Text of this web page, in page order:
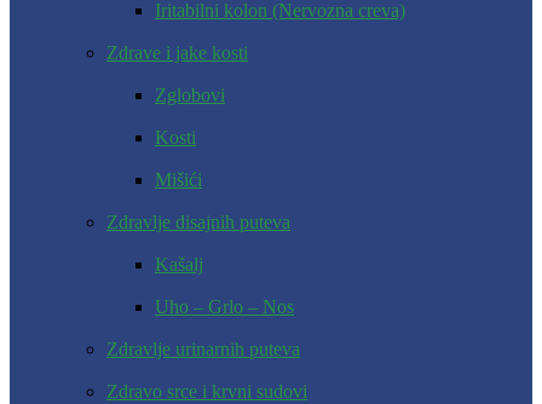
Iritabilni kolon (Nervozna creva)
Zdrave i jake kosti
Zglobovi
Kosti
Mišići
Zdravlje disajnih puteva
Kašalj
Uho – Grlo – Nos
Zdravlje urinarnih puteva
Zdravo srce i krvni sudovi